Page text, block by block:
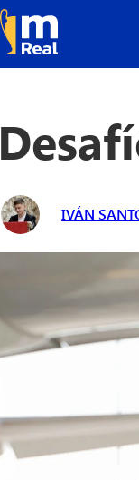
IVÁN